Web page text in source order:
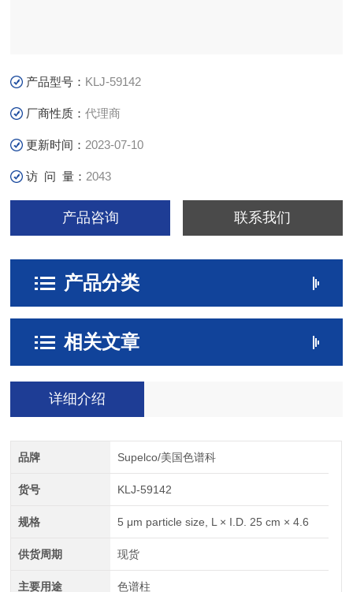
产品型号： KLJ-59142
厂商性质：代理商
更新时间： 2023-07-10
访 问 量： 2043
产品咨询 联系我们
产品分类
相关文章
详细介绍
品牌 Supelco/美国色谱科
货号 KLJ-59142
规格 5 μm particle size, L × I.D. 25 cm × 4.6
供货周期 现货
主要用途 色谱柱